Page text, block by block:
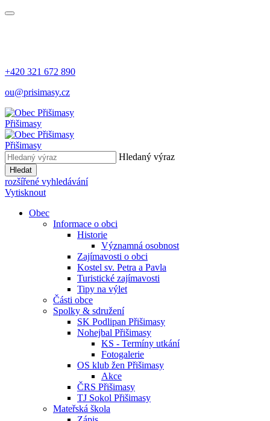
+420 321 672 890
ou@prisimasy.cz
Přišimasy
Přišimasy
Hledaný výraz
Hledat
rozšířené vyhledávání
Vytisknout
Obec
Informace o obci
Historie
Významná osobnost
Zajímavosti o obci
Kostel sv. Petra a Pavla
Turistické zajímavosti
Tipy na výlet
Části obce
Spolky & sdružení
SK Podlipan Přišimasy
Nohejbal Přišimasy
KS - Termíny utkání
Fotogalerie
OS klub žen Přišimasy
Akce
ČRS Přišimasy
TJ Sokol Přišimasy
Mateřská škola